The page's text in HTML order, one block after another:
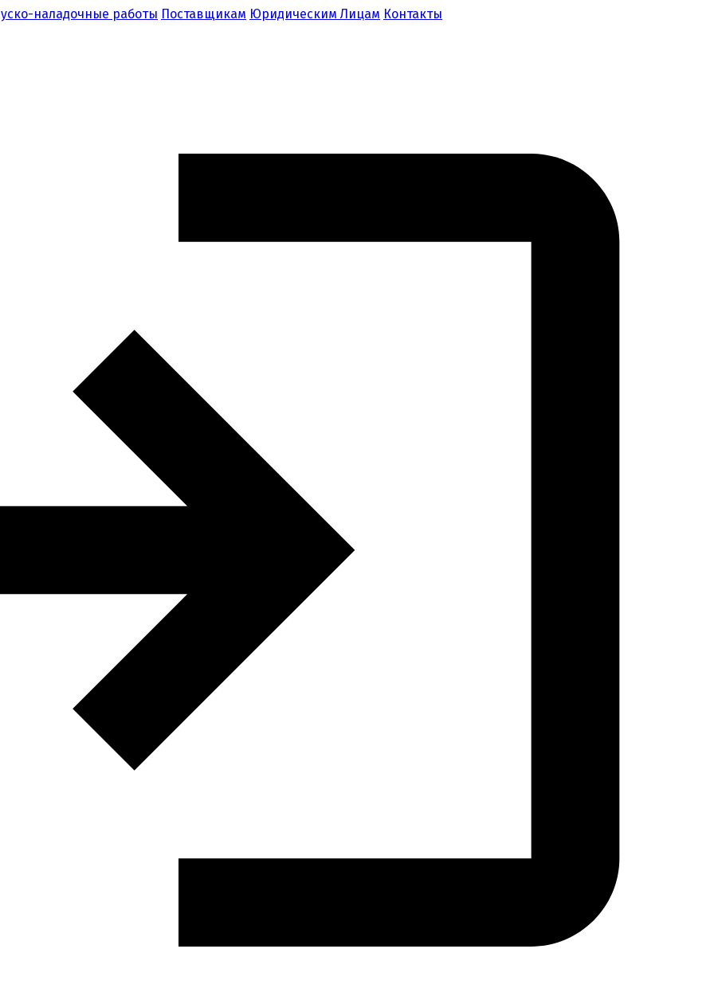
наладочные работы Поставщикам Юридическим Лицам Контакты